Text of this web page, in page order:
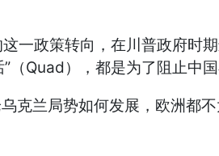
一政策转向，在川普政府时期
”（Quad），都是为了阻止中
克兰局势如何发展，欧洲都